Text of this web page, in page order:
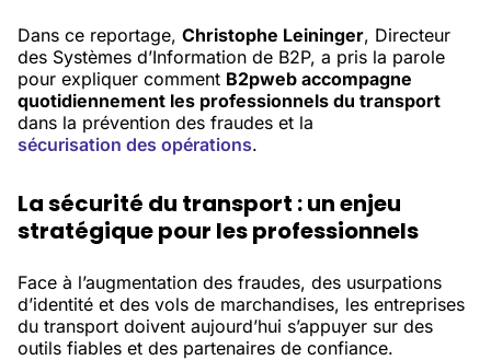
Dans ce reportage, Christophe Leininger, Directeur
des Systèmes d’Information de B2P, a pris la parole
pour expliquer comment B2pweb accompagne
quotidiennement les professionnels du transport
dans la prévention des fraudes et la
sécurisation des opérations.
La sécurité du transport : un enjeu
stratégique pour les professionnels
Face à l’augmentation des fraudes, des usurpations
d’identité et des vols de marchandises, les entreprises
du transport doivent aujourd’hui s’appuyer sur des
outils fiables et des partenaires de confiance.